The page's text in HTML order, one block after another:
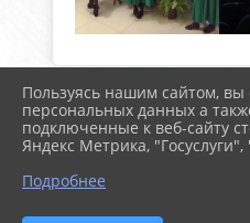
Пользуясь нашим сайтом, вы
персональных данных а
подключенные к веб-сайту
Яндекс Метрика,
Подробнее